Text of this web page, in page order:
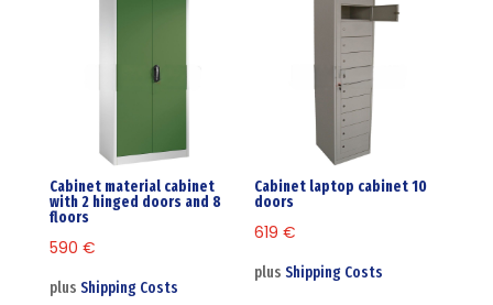
Cabinet material cabinet
with 2 hinged doors and 8
floors
590 €
plus Shipping Costs
Cabinet laptop cabinet 10
doors
619€
plusShipping Costs